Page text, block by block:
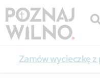
Zamów wycieczkę